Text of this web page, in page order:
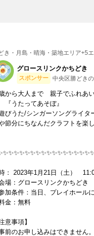
き・月島・晴海・築地エリア+5
グロースリンクかちどき
スポンサー 中央区勝どき
から大人まで 親子でふれ
うたってあそぼ』
びうた/シンガーソングライタ
節分にちなんだクラフトを楽
： 2023年1月21日（土）
場：グロースリンクかちどき
加条件：当日、プレイホール
金：無料
意事項】
前のお申し込みはできません。